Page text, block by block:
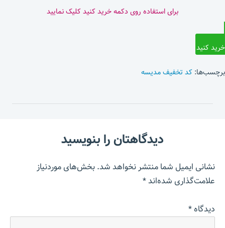
برای استفاده روی دکمه خرید کنید کلیک نمایید
خرید کنید
برچسب‌ها: کد تخفیف مدیسه
دیدگاهتان را بنویسید
نشانی ایمیل شما منتشر نخواهد شد.بخش‌های موردنیاز
علامت‌گذاری شده‌اند*
دیدگاه*